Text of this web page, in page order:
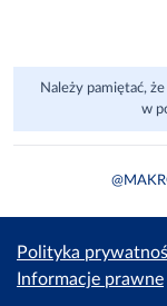
Aplikacje
Należy pamiętać,
w
Polityka
Informacje prawne